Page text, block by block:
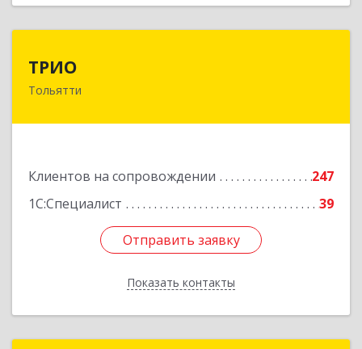
ТРИО
Тольятти
Клиентов на сопровождении
247
1С:Специалист
39
Отправить заявку
Показать контакты
Отправить заявку
Назад